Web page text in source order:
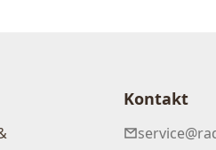
Kontakt